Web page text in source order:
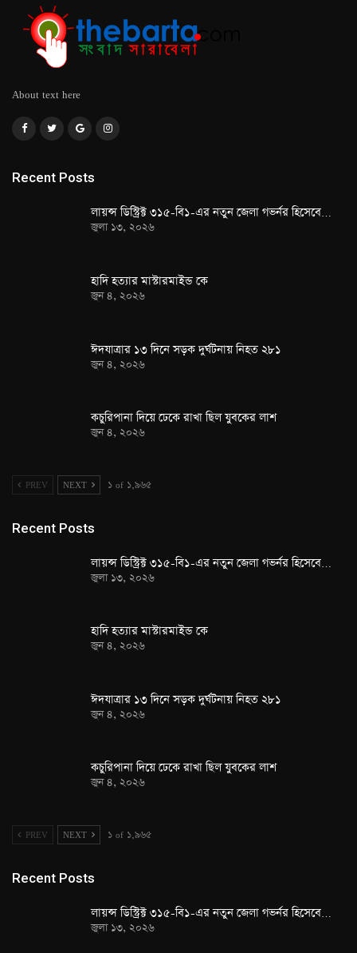
About text here
Recent Posts
লায়ন্স ডিস্ট্রিক্ট ৩১৫-বি১-এর নতুন জেলা গভর্নর হিসেবে…
জুলা ১৩, ২০২৬
হাদি হত্যার মাস্টারমাইন্ড কে
জুন ৪, ২০২৬
ঈদযাত্রার ১৩ দিনে সড়ক দুর্ঘটনায় নিহত ২৮১
জুন ৪, ২০২৬
কচুরিপানা দিয়ে ঢেকে রাখা ছিল যুবকের লাশ
জুন ৪, ২০২৬
PREV NEXT ১ of ১,৯৬৫
Recent Posts
লায়ন্স ডিস্ট্রিক্ট ৩১৫-বি১-এর নতুন জেলা গভর্নর হিসেবে…
জুলা ১৩, ২০২৬
হাদি হত্যার মাস্টারমাইন্ড কে
জুন ৪, ২০২৬
ঈদযাত্রার ১৩ দিনে সড়ক দুর্ঘটনায় নিহত ২৮১
জুন ৪, ২০২৬
কচুরিপানা দিয়ে ঢেকে রাখা ছিল যুবকের লাশ
জুন ৪, ২০২৬
PREV NEXT ১ of ১,৯৬৫
Recent Posts
লায়ন্স ডিস্ট্রিক্ট ৩১৫-বি১-এর নতুন জেলা গভর্নর হিসেবে…
জুলা ১৩, ২০২৬